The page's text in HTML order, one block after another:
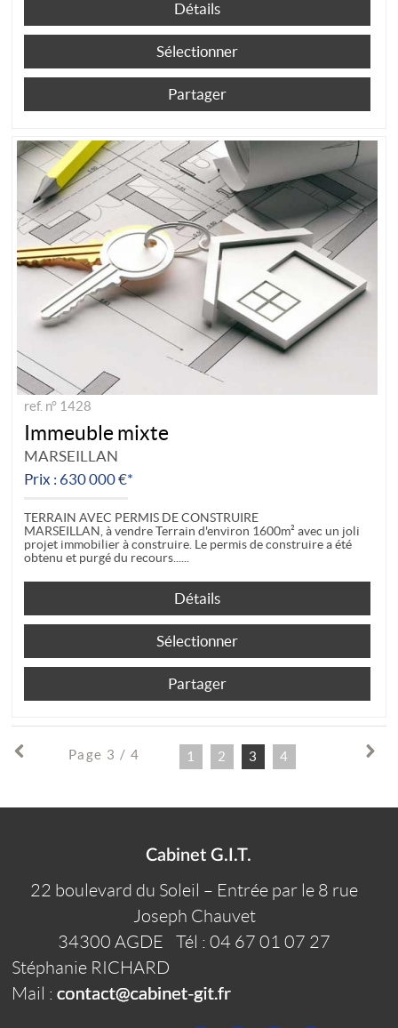
Détails
Sélectionner
Partager
ref. n° 1428
Immeuble mixte
MARSEILLAN
Prix : 630 000 €*
TERRAIN AVEC PERMIS DE CONSTRUIRE
MARSEILLAN, à vendre Terrain d'environ 1600m² avec un joli
projet immobilier à construire. Le permis de construire a été
obtenu et purgé du recours...
Détails
Sélectionner
Partager
Page 3 / 4 1 2 3 4
Cabinet G.I.T.
22 boulevard du Soleil – Entrée par le 8 rue
Joseph Chauvet
34300 AGDE Tél :04 67 01 07 27
Stéphanie RICHARD
Mail :